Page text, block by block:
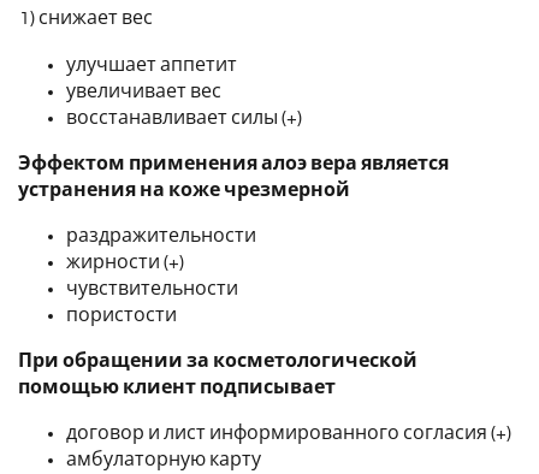
1) снижает вес
улучшает аппетит
увеличивает вес
восстанавливает силы (+)
Эффектом применения алоэ вера является
устранения на коже чрезмерной
раздражительности
жирности (+)
чувствительности
пористости
При обращении за косметологической
помощью клиент подписывает
договор и лист информированного согласия (+)
амбулаторную карту